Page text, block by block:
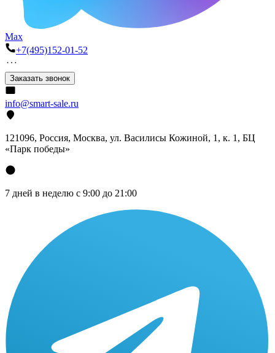
Max
+7(495)152-01-52
Заказать звонок
info@smart-sale.ru
121096, Россия, Москва, ул. Василисы Кожиной, 1, к. 1, БЦ
«Парк победы»
7 дней в неделю с 9:00 до 21:00